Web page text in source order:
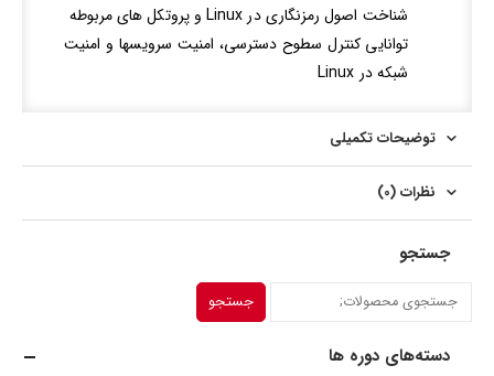
شناخت اصول رمزنگاری در Linux و پروتکل های مربوطه
توانایی کنترل سطوح دسترسی، امنیت سرویسها و امنیت
شبکه در Linux
توضیحات تکمیلی
نظرات (0)
جستجو
جستجو
دسته‌های دوره ها